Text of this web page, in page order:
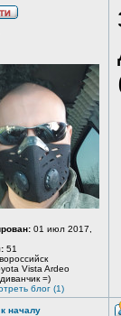
01 июл 2017,
51
Vista Ardeo
диванчик =)
блог (1)
началу